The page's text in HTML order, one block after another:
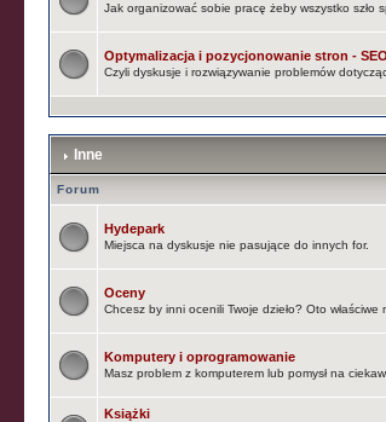
Jak organizować sobie pracę żeby wszystko szło
Optymalizacja i pozycjonowanie stron - SEO
Czyli dyskusje i rozwiązywanie problemów
Inne
Forum
Hydepark
Miejsca na dyskusje nie pasujące do innych for.
Oceny
Chcesz by inni ocenili Twoje dzieło? Oto właściwe
Komputery i oprogramowanie
Masz problem z komputerem lub pomysł na
Książki